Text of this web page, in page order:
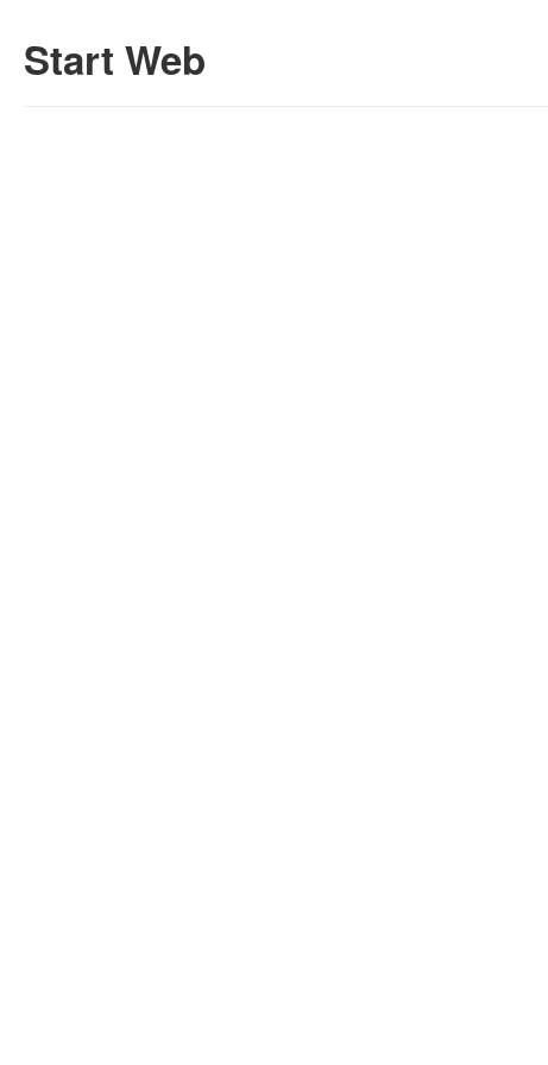
Start Web